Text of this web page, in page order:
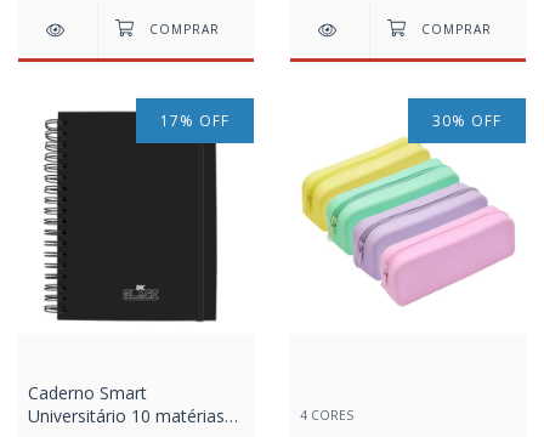
17% OFF
Caderno Smart
Universitário 10 matérias
30% OFF
4 CORES